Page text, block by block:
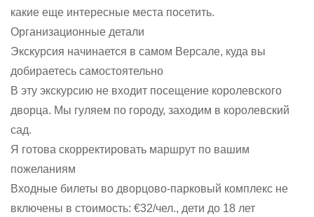
какие еще интересные места посетить.
Организационные детали
Экскурсия начинается в самом Версале, куда вы
добираетесь самостоятельно
В эту экскурсию не входит посещение королевского
дворца. Мы гуляем по городу, заходим в королевский
сад.
Я готова скорректировать маршрут по вашим
пожеланиям
Входные билеты во дворцово-парковый комплекс не
включены в стоимость: €32/чел., дети до 18 лет